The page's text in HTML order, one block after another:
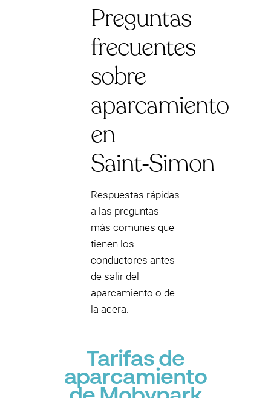
Preguntas
frecuentes
sobre
aparcamiento
en
Saint‑Simon
Respuestas rápidas
a las preguntas
más comunes que
tienen los
conductores antes
de salir del
aparcamiento o de
la acera.
Tarifas de
aparcamiento